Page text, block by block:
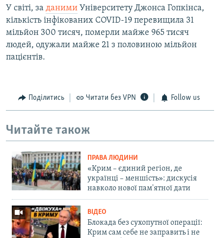
У світі, за даними Університету Джонса Гопкінса,
кількість інфікованих COVID-19 перевищила 31
мільйон 300 тисяч, померли майже 965 тисяч
людей, одужали майже 21 з половиною мільйон
пацієнтів.​
Поділитись Читати без VPN Follow us
Читайте також
ПРАВА ЛЮДИНИ
«Крим – єдиний регіон, де
українці – меншість»: дискусія
навколо нової пам'ятної дати
ВІДЕО
Блокада без сухопутної операції:
Крим сам себе не заправить і не